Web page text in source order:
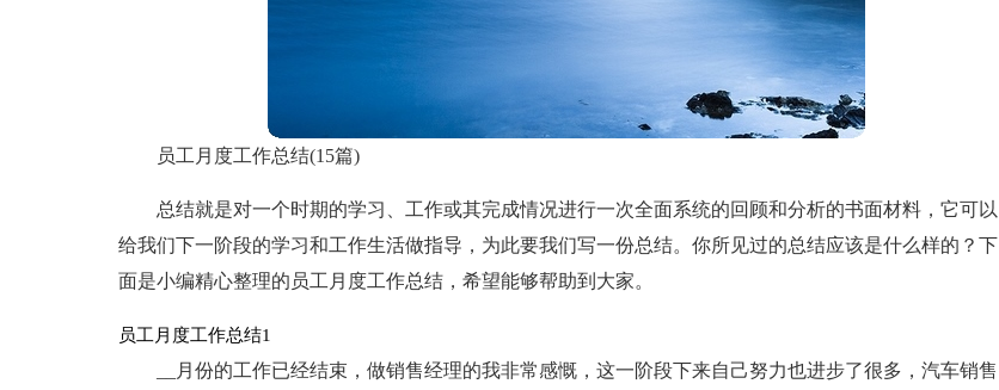
员工月度工作总结(15篇)
总结就是对一个时期的学习、工作或其完成情况进行一次全面系统的回顾和分析的书面材料，它可以
给我们下一阶段的学习和工作生活做指导，为此要我们写一份总结。你所见过的总结应该是什么样的？下
面是小编精心整理的员工月度工作总结，希望能够帮助到大家。
员工月度工作总结1
__月份的工作已经结束，做销售经理的我非常感慨，这一阶段下来自己努力也进步了很多，汽车销售